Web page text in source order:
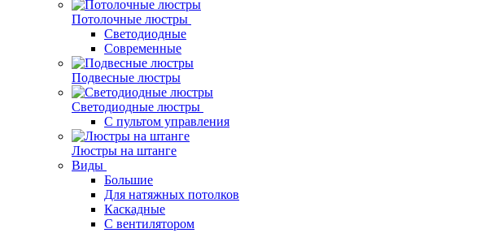
Потолочные люстры
Светодиодные
Современные
Подвесные люстры
Светодиодные люстры
С пультом управления
Люстры на штанге
Виды
Большие
Для натяжных потолков
Каскадные
С вентилятором